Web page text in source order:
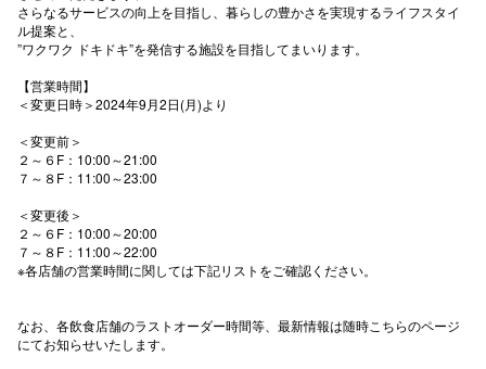
さらなるサービスの向上を目指し、暮らしの豊かさを実現するライフスタイ
ル提案と、
”ワクワク ドキドキ”を発信する施設を目指してまいります。
【営業時間】
＜変更日時＞2024年9月2日(月)より
＜変更前＞
２～６F：10:00～21:00
７～８F：11:00～23:00
＜変更後＞
２～６F：10:00～20:00
７～８F：11:00～22:00
※各店舗の営業時間に関しては下記リストをご確認ください。
なお、各飲食店舗のラストオーダー時間等、最新情報は随時こちらのページ
にてお知らせいたします。
ソーシャル